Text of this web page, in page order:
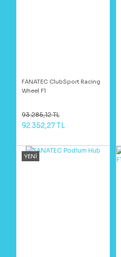
FANATEC ClubSport Racing
Wheel F1
93.285,12 TL
92.352,27 TL
YENİ